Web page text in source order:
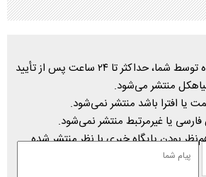
* دیدگاه‌های ارسال شده توسط شما، حداکثر تا ۲۴ ساعت پس از تأیید
منتشر می‌شود.
یا افترا باشد منتشر نمی‌شود.
فارسی یا غیرمرتبط منتشر نمی‌شود.
بودن پایگاه خبری با نظر منتشر شده